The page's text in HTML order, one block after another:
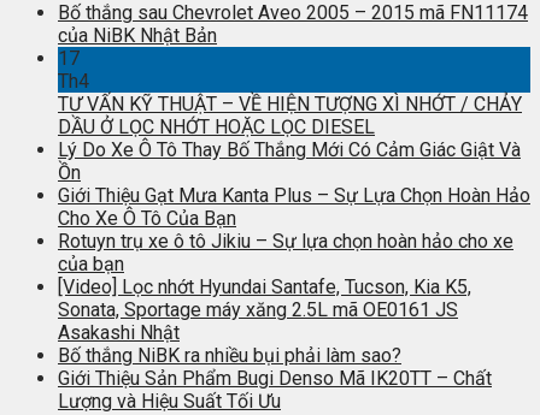
Bố thắng sau Chevrolet Aveo 2005 – 2015 mã FN11174
của NiBK Nhật Bản
17
Th4
TƯ VẤN KỸ THUẬT – VỀ HIỆN TƯỢNG XÌ NHỚT / CHẢY
DẦU Ở LỌC NHỚT HOẶC LỌC DIESEL
Lý Do Xe Ô Tô Thay Bố Thắng Mới Có Cảm Giác Giật Và
Ồn
Giới Thiệu Gạt Mưa Kanta Plus – Sự Lựa Chọn Hoàn Hảo
Cho Xe Ô Tô Của Bạn
Rotuyn trụ xe ô tô Jikiu – Sự lựa chọn hoàn hảo cho xe
của bạn
[Video] Lọc nhớt Hyundai Santafe, Tucson, Kia K5,
Sonata, Sportage máy xăng 2.5L mã OE0161 JS
Asakashi Nhật
Bố thắng NiBK ra nhiều bụi phải làm sao?
Giới Thiệu Sản Phẩm Bugi Denso Mã IK20TT – Chất
Lượng và Hiệu Suất Tối Ưu